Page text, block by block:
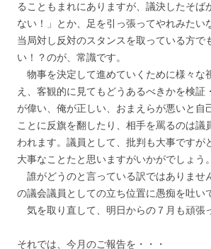
ることもまれにありますが、議決したそば
ない！」とか、足を引っ張ってやれみたい
当局対し反対のスタンスを取っている方で
い！？のが、常識です。
物事を決定して進めていくために様々な
え、客観的に見てもどうあるべきかを検証
が偉い、俺が正しい、おまえらが悪いと自
ことに反旗を翻したり、相手を罵るのは議
われます。議員として、批判も大事ですが
大事なことたと思いますがいかがでしょう。
誰がどうのと言っている訳ではありませ
の議会議員としての立ち位置に愚痴を吐い
気を取り直して、明日からの７月も頑張
それでは、今月のご報告を・・・